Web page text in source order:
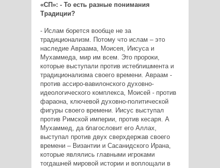
«СП»: - То есть разные понимания
Традиции?
- Ислам борется вообще не за
традиционализм. Потому что ислам – это
наследие Авраама, Моисея, Иисуса и
Мухаммеда, мир им всем. Это пророки,
которые выступали против истеблишмента и
традиционализма своего времени. Авраам -
против ассиро-вавилонского духовно-
идеологического комплекса, Моисей - против
фараона, ключевой духовно-политической
фигуры своего времени. Иисус выступал
против Римской империи, против кесаря. А
Мухаммед, да благословит его Аллах,
выступал против двух сверхдержав своего
времени – Византии и Сасанидского Ирана,
которые являлись главными игроками
тогдашней мировой истории и воплощали в